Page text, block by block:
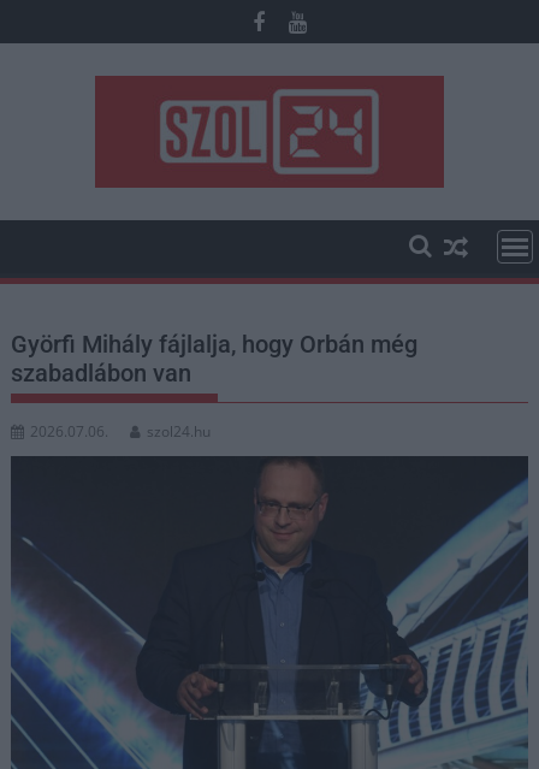
to
Györfi Mihály fájlalja, hogy Orbán még
szabadlábon van
2026.07.06. szol24.hu